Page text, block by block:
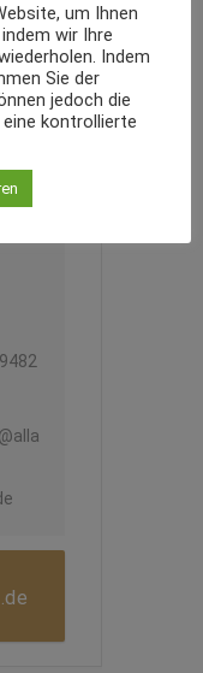
um Ihnen
wir Ihre
Indem
Sie der
jedoch die
eine kontrollierte